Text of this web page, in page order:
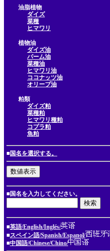
油脂植物
ダイズ
菜種
ヒマワリ
植物油
ダイズ油
パーム油
菜種油
ヒマワリ油
ココナッツ油
オリーブ油
粕類
ダイズ粕
菜種粕
ヒマワリ種粕
コプラ粕
魚粕
■国名を選択する。
■国名を入力してください。
■英語/English/Inglés/
■スペイン語/Spanish/Espanol/
■中国語/Chinese/Chino/